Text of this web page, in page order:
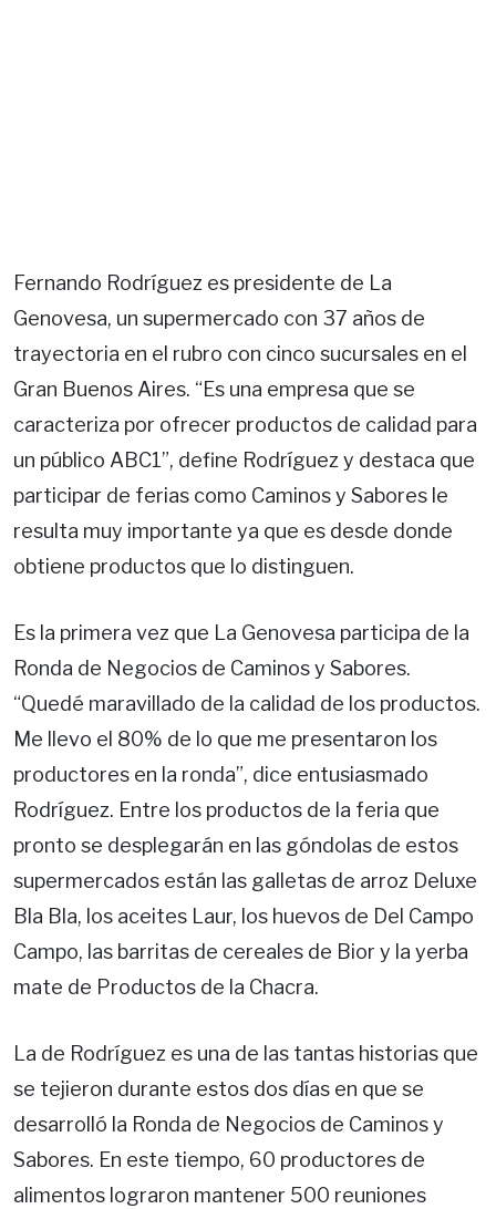
Fernando Rodríguez es presidente de La
Genovesa, un supermercado con 37 años de
trayectoria en el rubro con cinco sucursales en el
Gran Buenos Aires. “Es una empresa que se
caracteriza por ofrecer productos de calidad para
un público ABC1”, define Rodríguez y destaca que
participar de ferias como Caminos y Sabores le
resulta muy importante ya que es desde donde
obtiene productos que lo distinguen.
Es la primera vez que La Genovesa participa de la
Ronda de Negocios de Caminos y Sabores.
“Quedé maravillado de la calidad de los productos.
Me llevo el 80% de lo que me presentaron los
productores en la ronda”, dice entusiasmado
Rodríguez. Entre los productos de la feria que
pronto se desplegarán en las góndolas de estos
supermercados están las galletas de arroz Deluxe
Bla Bla, los aceites Laur, los huevos de Del Campo
Campo, las barritas de cereales de Bior y la yerba
mate de Productos de la Chacra.
La de Rodríguez es una de las tantas historias que
se tejieron durante estos dos días en que se
desarrolló la Ronda de Negocios de Caminos y
Sabores. En este tiempo, 60 productores de
alimentos lograron mantener 500 reuniones